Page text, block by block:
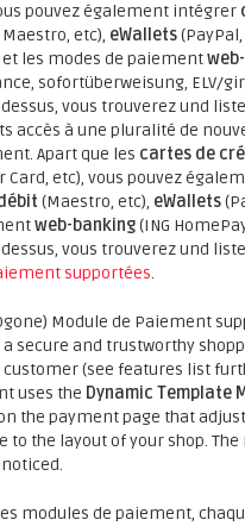
pouvez également intégrer
etc), eWallets(PayPal,
les modes de paiement
sofortüberweisung, ELV/
dessus, vous trouverez und
accès à une pluralité de
Apart que les cartes de
Card, etc), vous pouvez
(Maestro, etc), eWallets
web-banking(ING
dessus, vous trouverez und
supportées.
Module de Paiement
secure and trustworthy
(see features list
uses the Dynamic Template
the payment page that
to the layout of your shop.
modules de paiement,